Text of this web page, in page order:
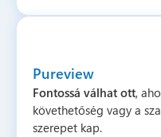
Pureview
Fontossá válhat ott,
követhetőség vagy a
szerepet kap.